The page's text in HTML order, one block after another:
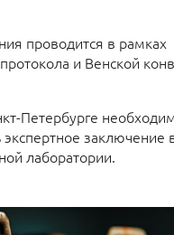
проводится в рамках
и Венской
Петербурге
заключение
лаборатории.